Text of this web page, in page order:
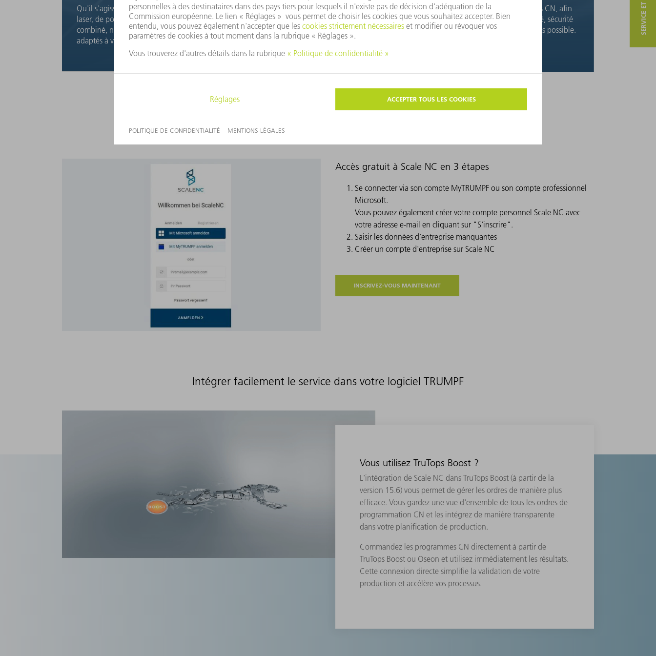
Qu'il s'agisse de pliage, de découpage au
laser, de poinçonnage ou d'usinage
combiné, nous créons des programmes CN
adaptés à votre machine-outil TRUMPF.
Nous traitons vos dessins techniques,
données CAO, esquisses ou modules
spécialement pour vos machines.
Nous optimisons vos programmes CN, afin
de garantir la meilleure rentabilité, sécurité
des processus et qualité des pièces possible.
Vous souhaitez vous lancer directement dans Scale NC ?
Accès gratuit à Scale NC en 3 étapes
Se connecter via son compte MyTRUMPF ou son compte professionnel
Microsoft.
Vous pouvez également créer votre compte personnel Scale NC avec
votre adresse e-mail en cliquant sur "S'inscrire".
Saisir les données d'entreprise manquantes
Créer un compte d'entreprise sur Scale NC
INSCRIVEZ-VOUS MAINTENANT
Intégrer facilement le service dans votre logiciel TRUMPF
Vous utilisez TruTops Boost ?
L'intégration de Scale NC dans TruTops Boost (à partir de la
version 15.6) vous permet de gérer les ordres de manière plus
efficace. Vous gardez une vue d'ensemble de tous les ordres de
programmation CN et les intégrez de manière transparente
dans votre planification de production.
Commandez les programmes CN directement à partir de
TruTops Boost ou Oseon et utilisez immédiatement les résultats.
Cette connexion directe simplifie la validation de votre
production et accélère vos processus.